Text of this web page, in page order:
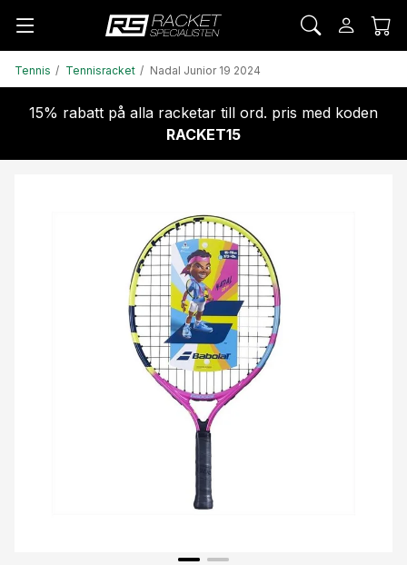
Tennis Tennisracket Nadal Junior 19 2024
15% rabatt på alla racketar till ord. pris med koden
RACKET15